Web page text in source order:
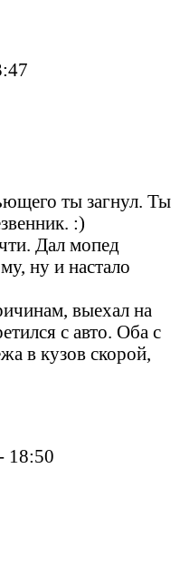
ты загнул. Ты
:)
Дал мопед
ну и настало
выехал на
с авто. Оба с
в кузов скорой,
18:50